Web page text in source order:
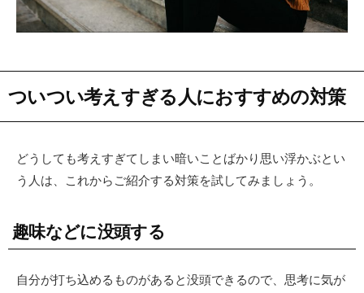
ついつい考えすぎる人におすすめの対策
どうしても考えすぎてしまい暗いことばかり思い浮かぶとい
う人は、これからご紹介する対策を試してみましょう。
趣味などに没頭する
自分が打ち込めるものがあると没頭できるので、思考に気が